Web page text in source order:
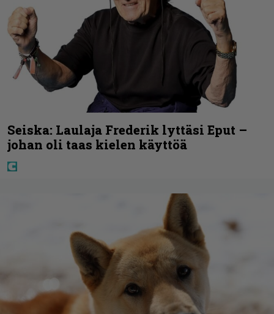
Seiska: Laulaja Frederik lyttäsi Eput –
johan oli taas kielen käyttöä